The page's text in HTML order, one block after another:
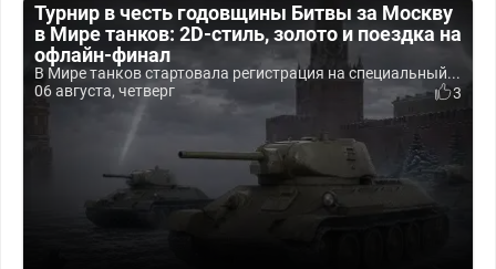
Турнир в честь годовщины Битвы за Москву
в Мире танков: 2D-стиль, золото и поездка на
офлайн-финал
В Мире танков стартовала регистрация на специальный...
06 августа, четверг
3